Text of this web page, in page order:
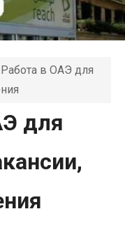
Работа в ОАЭ для
для